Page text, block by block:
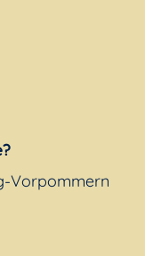
Vorpommern